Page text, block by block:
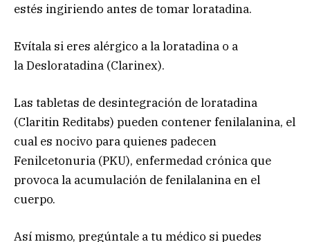
estés ingiriendo antes de tomar loratadina.
Evítala si eres alérgico a la loratadina o a
la Desloratadina (Clarinex).
Las tabletas de desintegración de loratadina
(Claritin Reditabs) pueden contener fenilalanina, el
cual es nocivo para quienes padecen
Fenilcetonuria (PKU), enfermedad crónica que
provoca la acumulación de fenilalanina en el
cuerpo.
Así mismo, pregúntale a tu médico si puedes